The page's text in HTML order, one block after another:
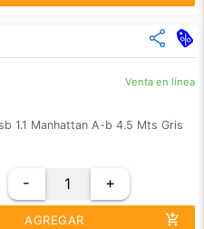
close
Precio Unidad
Venta en línea
1.1 Manhattan A-b 4.5 Mts Gris
- +
AGREGAR add_shopping_cart